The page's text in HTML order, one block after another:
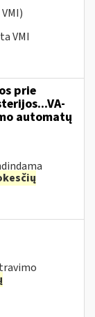
VMI
prie
automatų